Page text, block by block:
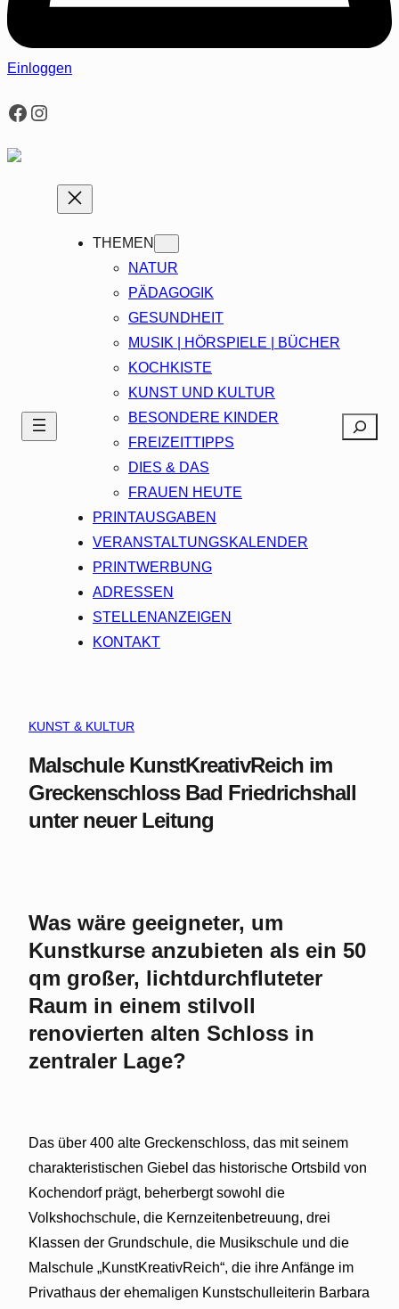
Einloggen
Facebook
Instagram
THEMEN
NATUR
PÄDAGOGIK
GESUNDHEIT
MUSIK | HÖRSPIELE | BÜCHER
KOCHKISTE
KUNST UND KULTUR
BESONDERE KINDER
FREIZEITTIPPS
DIES & DAS
FRAUEN HEUTE
PRINTAUSGABEN
VERANSTALTUNGSKALENDER
PRINTWERBUNG
ADRESSEN
STELLENANZEIGEN
KONTAKT
Search
KUNST & KULTUR
Malschule KunstKreativReich im
Greckenschloss Bad Friedrichshall
unter neuer Leitung
Was wäre geeigneter, um
Kunstkurse anzubieten als ein 50
qm großer, lichtdurchfluteter
Raum in einem stilvoll
renovierten alten Schloss in
zentraler Lage?
Das über 400 alte Greckenschloss, das mit seinem
charakteristischen Giebel das historische Ortsbild von
Kochendorf prägt, beherbergt sowohl die
Volkshochschule, die Kernzeitenbetreuung, drei
Klassen der Grundschule, die Musikschule und die
Malschule „KunstKreativReich“, die ihre Anfänge im
Privathaus der ehemaligen Kunstschulleiterin Barbara